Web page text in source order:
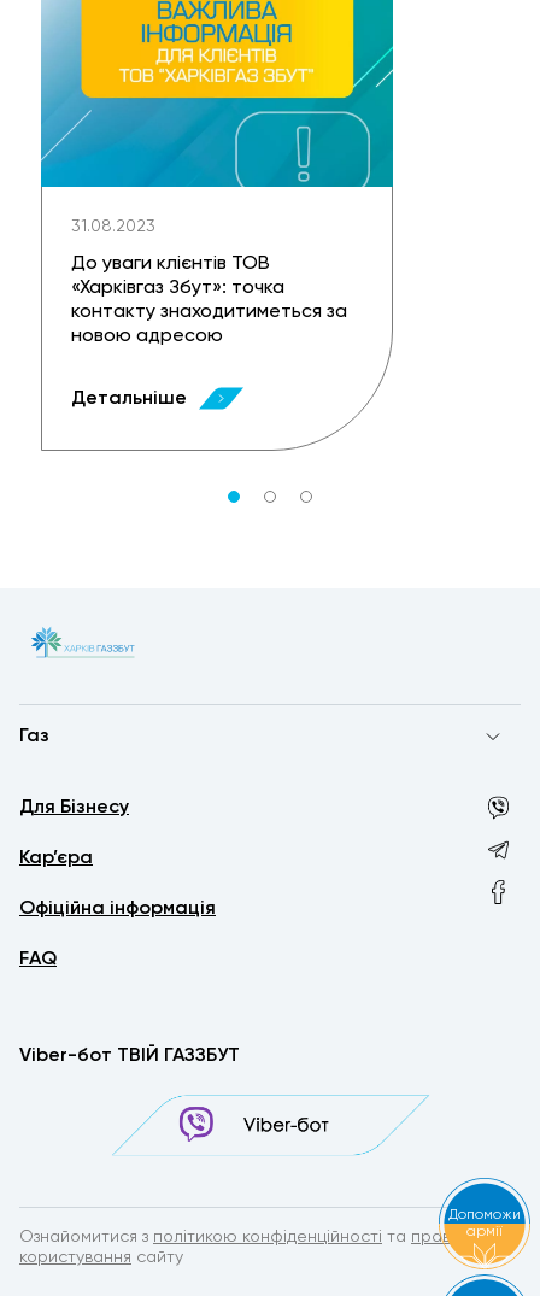
31.08.2023
До уваги клієнтів ТОВ
«Харківгаз Збут»: точка
контакту знаходитиметься за
новою адресою
Детальніше
Газ
Для Бізнесу
Кар’єра
Офіційна інформація
FAQ
Viber-бот ТВІЙ ГАЗЗБУТ
Ознайомитися з політикою конфіденційності та правилами
користування сайту
Допоможи
армії